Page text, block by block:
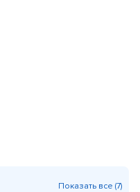
Показать все (7)